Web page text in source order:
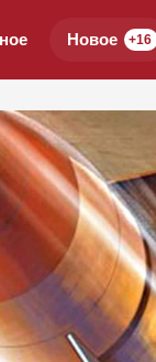
Новое +16